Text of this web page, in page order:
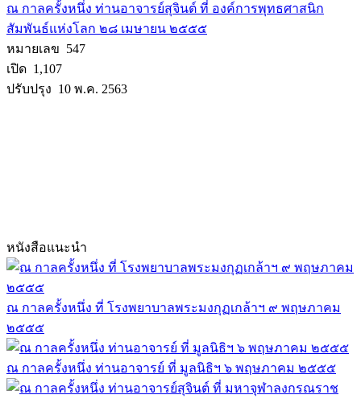
ณ กาลครั้งหนึ่ง ท่านอาจารย์สุจินต์ ที่ องค์การพุทธศาสนิก
สัมพันธ์แห่งโลก ๒๘ เมษายน ๒๕๕๕
หมายเลข 547
เปิด 1,107
ปรับปรุง 10 พ.ค. 2563
หนังสือแนะนำ
ณ กาลครั้งหนึ่ง ที่ โรงพยาบาลพระมงกุฏเกล้าฯ ๙ พฤษภาคม
๒๕๕๕
ณ กาลครั้งหนึ่ง ท่านอาจารย์ ที่ มูลนิธิฯ ๖ พฤษภาคม ๒๕๕๕